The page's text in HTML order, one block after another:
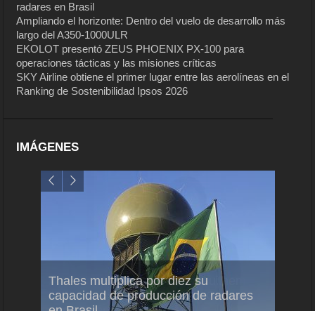
radares en Brasil
Ampliando el horizonte: Dentro del vuelo de desarrollo más
largo del A350-1000ULR
EKOLOT presentó ZEUS PHOENIX PX-100 para
operaciones tácticas y las misiones críticas
SKY Airline obtiene el primer lugar entre las aerolíneas en el
Ranking de Sostenibilidad Ipsos 2026
IMÁGENES
Thales multiplica por diez su
capacidad de producción de radares